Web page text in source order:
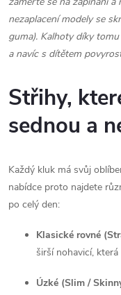
y
v
ý
p
i
u
nezaplacení modely se
guma). Kalhoty díky
a navíc s dítětem
Střihy,
sednou a
Každý kluk má svůj
nabídce proto najdete
po celý den:
Klasické rovné
širší nohavicí,
Úzké (Slim /